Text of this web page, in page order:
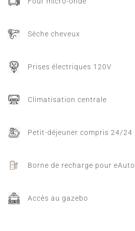
Sèche cheveux
Prises électriques 120V
Climatisation centrale
Petit-déjeuner compris 24/24
Borne de recharge pour eAuto
Accès au gazebo